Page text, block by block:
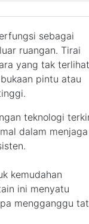
sebagai
ruangan. Tirai
yang tak terlihat
pintu atau
teknologi
dalam menjaga
kemudahan
ini menyatu
mengganggu